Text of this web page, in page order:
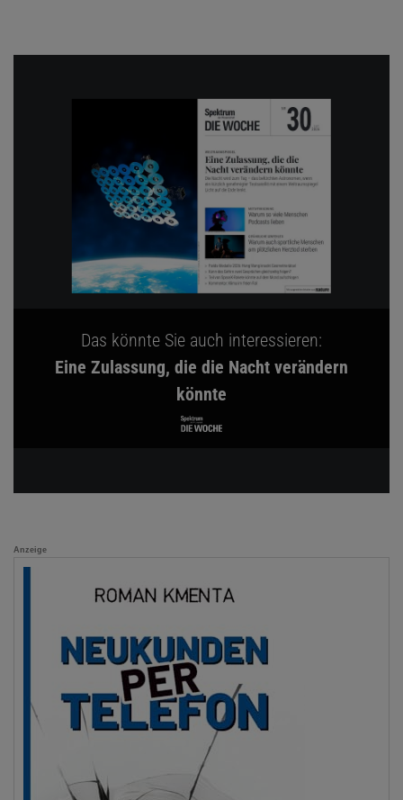
Das könnte Sie auch interessieren:
Eine Zulassung, die die Nacht verändern
könnte
Anzeige